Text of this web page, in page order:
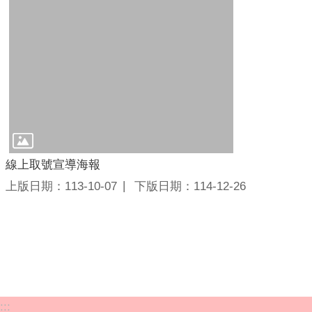
線上取號宣導海報
上版日期：113-10-07
下版日期：114-12-26
:::